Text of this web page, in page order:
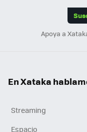
Apoya a
En Xataka
Streaming
Espacio